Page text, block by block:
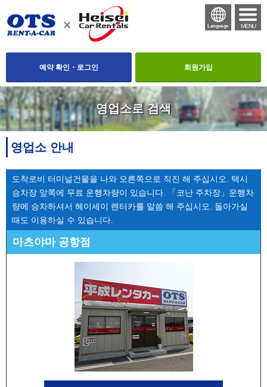
예약 확인・로그인 회원가입
Language MENU
영업소로 검색
영업소 안내
도착로비 터미널건물을 나와 오른쪽으로 직진 해 주십시오. 택시
승차장 앞쪽에 무료 운행차량이 있습니다. 「코난 주차장」운행차
량에 승차하셔서 헤이세이 렌터카를 말씀 해 주십시오. 돌아가실
때도 이용하실 수 있습니다.
마츠야마 공항점